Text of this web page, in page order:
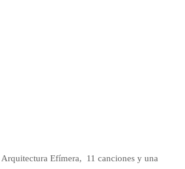
Efímera, 11 canciones y una